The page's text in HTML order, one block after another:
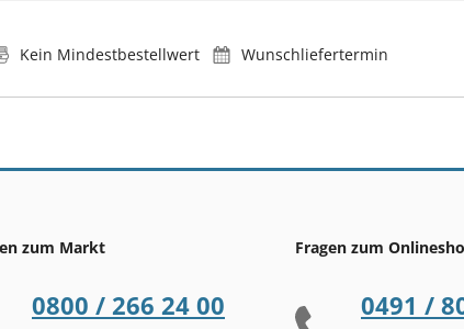
Kein Mindestbestellwert Wunschliefertermin
zum Markt
0800 / 266 24 00
Fragen zum
0491 /